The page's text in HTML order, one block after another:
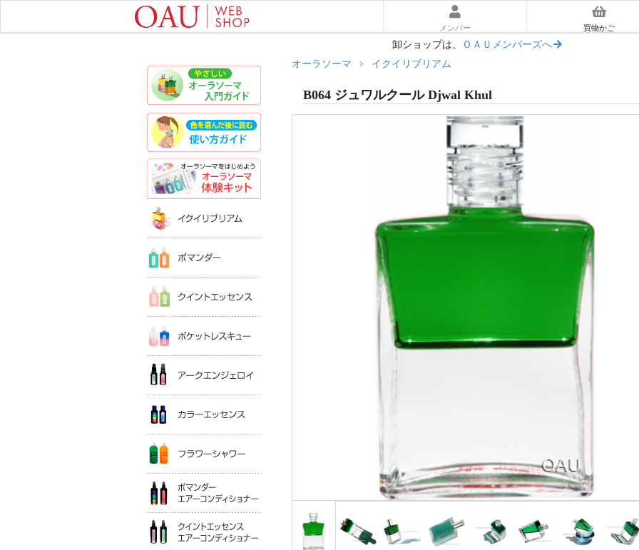
メンバー 買物かご
卸ショップは、 ＯＡＵメンバーズへ
やさしいオーラソーマ入門ガイド
色を選んだあとに読む｜使い方ガイド
オーラソーマ体験キット
ポマンダーエアコンディショナー
クイントエッセンスエアコンディショナー
オーラソーマ イクイリブリアム
B064 ジュワルクール Djwal Khul